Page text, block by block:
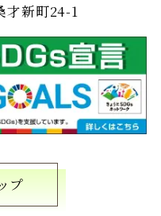
才新町24-1
プ